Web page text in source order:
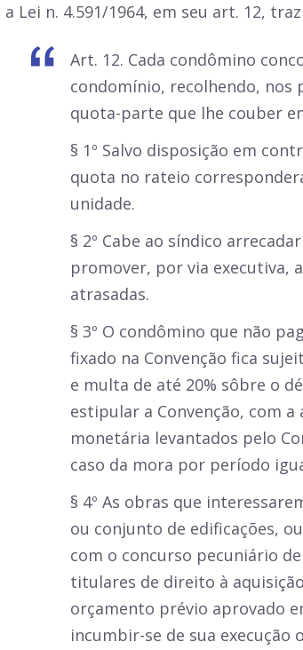
a Lei n. 4.591/1964, em seu art. 12,
Art. 12. Cada condômino
condomínio, recolhendo, nos
quota-parte que lhe couber
§ 1º Salvo disposição em
quota no rateio
unidade.
§ 2º Cabe ao síndico
promover, por via executiva,
atrasadas.
§ 3º O condômino que não
fixado na Convenção fica
e multa de até 20% sôbre o
estipular a Convenção, com
monetária levantados pelo
caso da mora por período
§ 4º As obras que
ou conjunto de edificações,
com o concurso pecuniário
titulares de direito à
orçamento prévio aprovado
incumbir-se de sua execução